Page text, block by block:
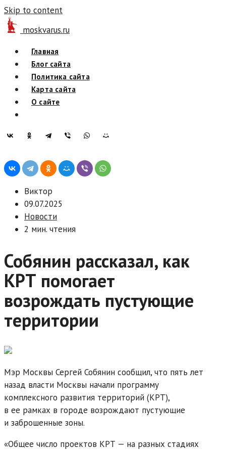
Skip to content
moskvarus.ru
Главная
Блог сайта
Политика сайта
Карта сайта
О сайте
Виктор
09.07.2025
Новости
2 мин. чтения
Собянин рассказал, как
КРТ помогает
возрождать пустующие
территории
Мэр Москвы Сергей Собянин сообщил, что пять лет
назад власти Москвы начали программу
комплексного развития территорий (КРТ),
в ее рамках в городе возрождают пустующие
и заброшенные зоны.
«Общее число проектов КРТ — на разных стадиях